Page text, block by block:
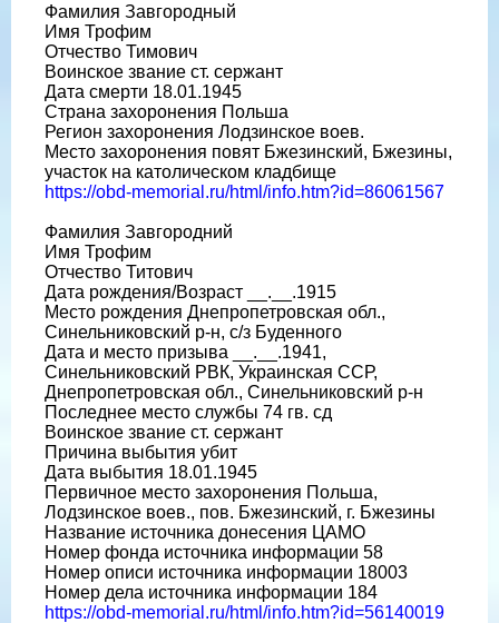
Фамилия Завгородный
Имя Трофим
Отчество Тимович
Воинское звание ст. сержант
Дата смерти 18.01.1945
Страна захоронения Польша
Регион захоронения Лодзинское воев.
Место захоронения повят Бжезинский, Бжезины,
участок на католическом кладбище
https://obd-memorial.ru/html/info.htm?id=86061567
Фамилия Завгородний
Имя Трофим
Отчество Титович
Дата рождения/Возраст __.__.1915
Место рождения Днепропетровская обл.,
Синельниковский р-н, с/з Буденного
Дата и место призыва __.__.1941,
Синельниковский РВК, Украинская ССР,
Днепропетровская обл., Синельниковский р-н
Последнее место службы 74 гв. сд
Воинское звание ст. сержант
Причина выбытия убит
Дата выбытия 18.01.1945
Первичное место захоронения Польша,
Лодзинское воев., пов. Бжезинский, г. Бжезины
Название источника донесения ЦАМО
Номер фонда источника информации 58
Номер описи источника информации 18003
Номер дела источника информации 184
https://obd-memorial.ru/html/info.htm?id=56140019